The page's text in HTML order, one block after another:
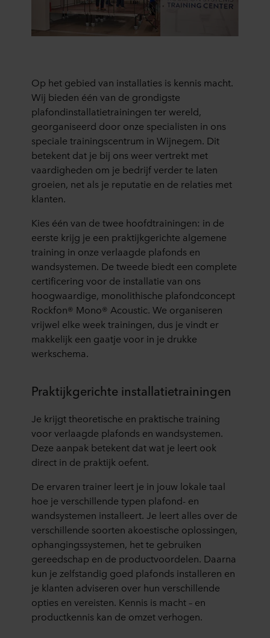
Op het gebied van installaties is kennis macht.
Wij bieden één van de grondigste
plafondinstallatietrainingen ter wereld,
georganiseerd door onze specialisten in ons
speciale trainingscentrum in Wijnegem. Dit
betekent dat je bij ons weer vertrekt met
vaardigheden om je bedrijf verder te laten
groeien, net als je reputatie en de relaties met
klanten.
Kies één van de twee hoofdtrainingen: in de
eerste krijg je een praktijkgerichte algemene
training in onze verlaagde plafonds en
wandsystemen. De tweede biedt een complete
certificering voor de installatie van ons
hoogwaardige, monolithische plafondconcept
Rockfon® Mono® Acoustic. We organiseren
vrijwel elke week trainingen, dus je vindt er
makkelijk een gaatje voor in je drukke
werkschema.
Praktijkgerichte installatietrainingen
Je krijgt theoretische en praktische training
voor verlaagde plafonds en wandsystemen.
Deze aanpak betekent dat wat je leert ook
direct in de praktijk oefent.
De ervaren trainer leert je in jouw lokale taal
hoe je verschillende typen plafond- en
wandsystemen installeert. Je leert alles over de
verschillende soorten akoestische oplossingen,
ophangingssystemen, het te gebruiken
gereedschap en de productvoordelen. Daarna
kun je zelfstandig goed plafonds installeren en
je klanten adviseren over hun verschillende
opties en vereisten. Kennis is macht – en
productkennis kan de omzet verhogen.